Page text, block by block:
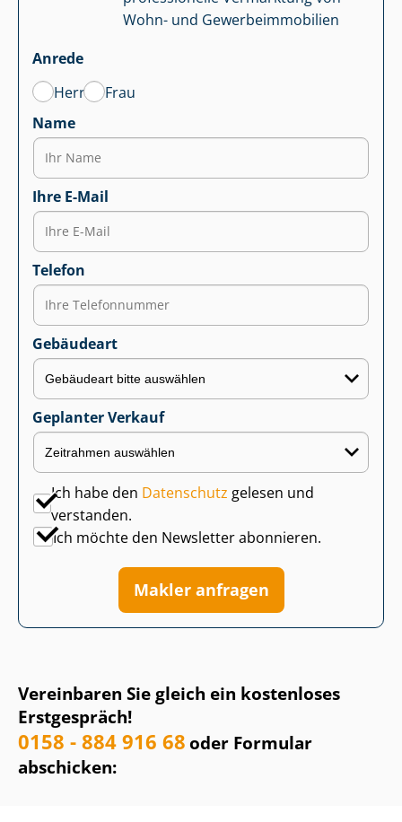
Vereinbaren Sie gleich ein kostenloses
Erstgespräch!
0158 - 884 916 68oder Formular
abschicken:
Wohn- und Ge­wer­be­im­mo­bi­li­en
Anrede
Herr
Frau
Name
Ihre E-Mail
Telefon
Gebäudeart
Geplanter Verkauf
Ich habe den Datenschutz gelesen und
verstanden.
Ich möchte den Newsletter abonnieren.
Makler anfragen